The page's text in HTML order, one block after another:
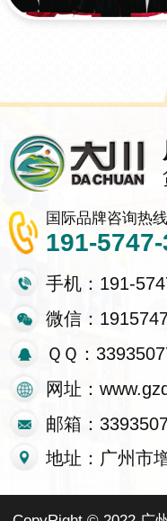
国际品牌咨询热线
191-
手机：191-
微信：
ＱＱ：
网址：
邮箱：
地址：广州市